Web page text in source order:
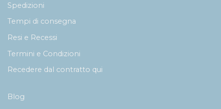
Spedizioni
Tempi di consegna
Resi e Recessi
Termini e Condizioni
Recedere dal contratto qui
Blog